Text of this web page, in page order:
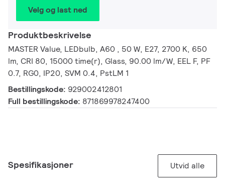
Velg og last ned
Produktbeskrivelse
MASTER Value, LEDbulb, A60 , 50 W, E27, 2700 K, 650
lm, CRI 80, 15000 time(r), Glass, 90.00 lm/W, EEL F, PF
0.7, RG0, IP20, SVM 0.4, PstLM 1
Bestillingskode: 929002412801
Full bestillingskode: 871869978247400
Spesifikasjoner Utvid alle